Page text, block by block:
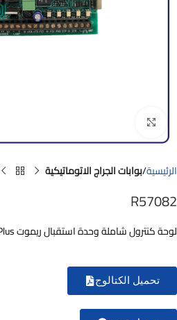
الرئيسية بوابات الجراج الاتوماتيكية
R57082
لوحة كنترول شاملة وحدة استقبال ريموت Smarty Plus
تحميل الكتالوج